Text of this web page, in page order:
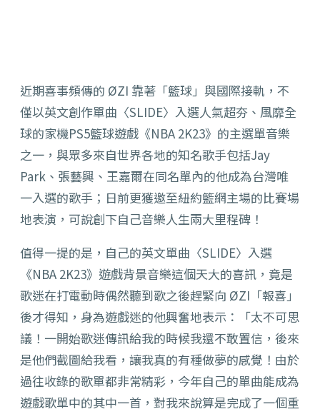
近期喜事頻傳的 ØZI 靠著「籃球」與國際接軌，不
僅以英文創作單曲〈SLIDE〉入選人氣超夯、風靡全
球的家機PS5籃球遊戲《NBA 2K23》的主選單音樂
之一，與眾多來自世界各地的知名歌手包括Jay
Park、張藝興、王嘉爾在同名單內的他成為台灣唯
一入選的歌手；日前更獲邀至紐約籃網主場的比賽場
地表演，可說創下自己音樂人生兩大里程碑！
值得一提的是，自己的英文單曲〈SLIDE〉入選
《NBA 2K23》遊戲背景音樂這個天大的喜訊，竟是
歌迷在打電動時偶然聽到歌之後趕緊向 ØZI「報喜」
後才得知，身為遊戲迷的他興奮地表示：「太不可思
議！一開始歌迷傳訊給我的時候我還不敢置信，後來
是他們截圖給我看，讓我真的有種做夢的感覺！由於
過往收錄的歌單都非常精彩，今年自己的單曲能成為
遊戲歌單中的其中一首，對我來說算是完成了一個重